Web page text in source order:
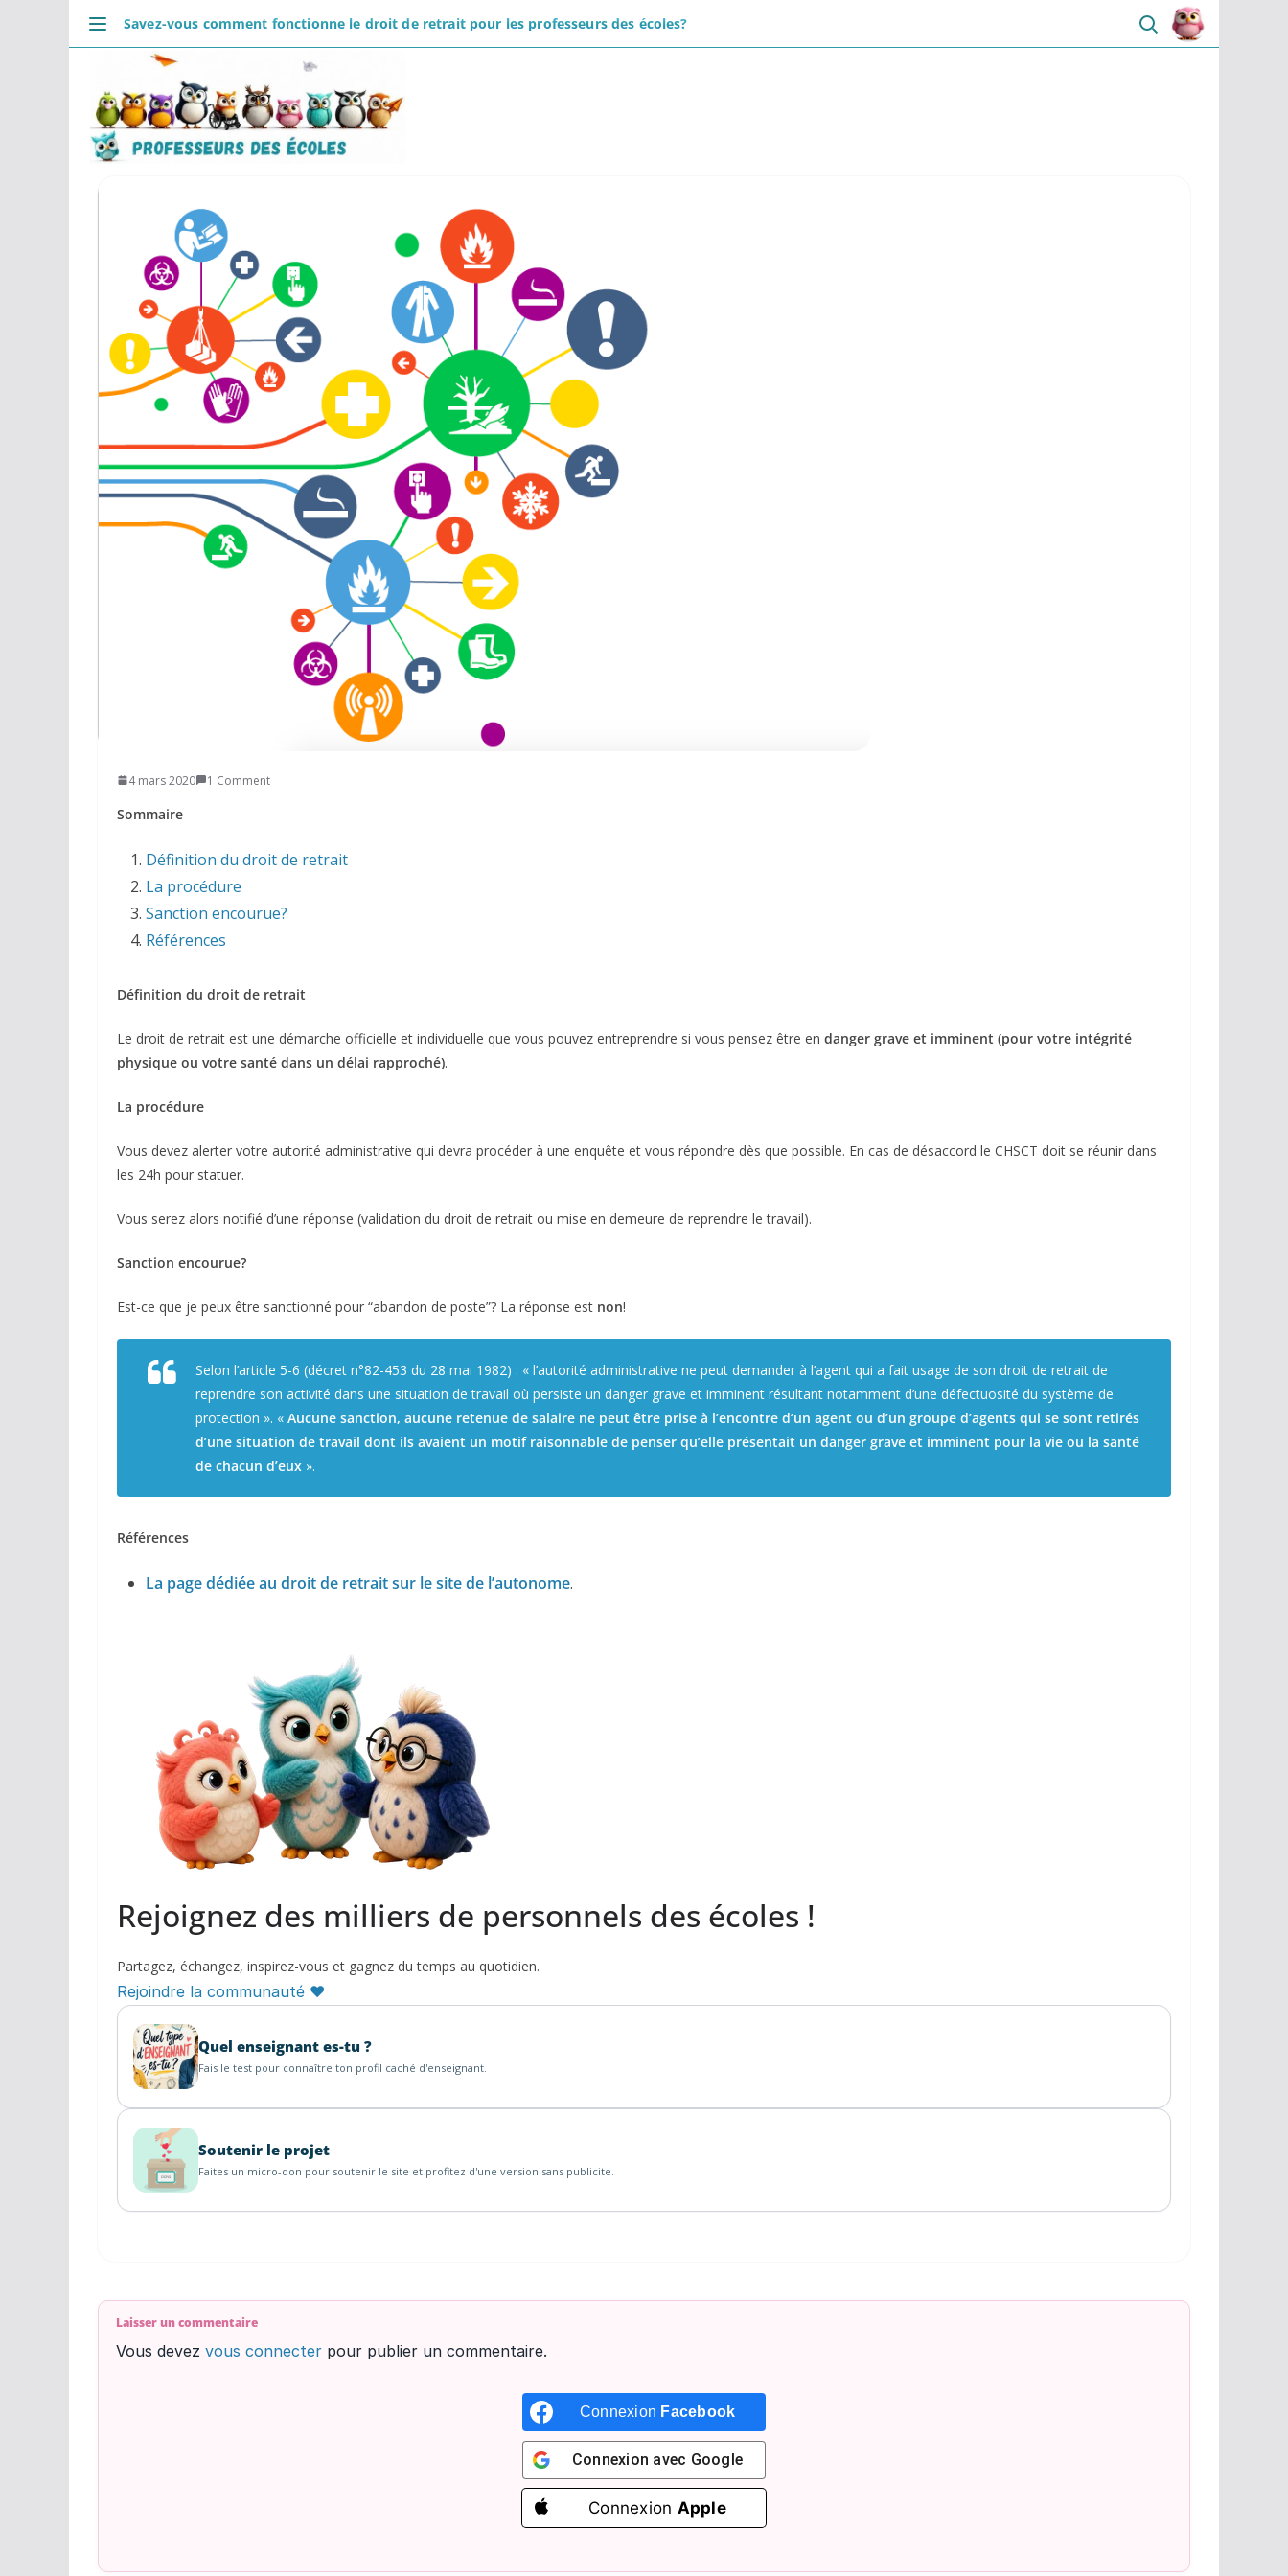
Se connecter
Actualités
Ressources
Lectures de livres
Réseaux sociaux
Petites annonces
Savez-vous comment fonctionne le droit de retrait pour les professeurs des écoles?
Passer
4 mars 2020 1 Comment
Sommaire
Définition du droit de retrait
La procédure
Sanction encourue?
Références
Définition du droit de retrait
Le droit de retrait est une démarche officielle et individuelle que vous pouvez entreprendre si vous pensez être en danger grave et imminent (pour votre intégrité
physique ou votre santé dans un délai rapproché).
La procédure
Vous devez alerter votre autorité administrative qui devra procéder à une enquête et vous répondre dès que possible. En cas de désaccord le CHSCT doit se réunir dans
les 24h pour statuer.
Vous serez alors notifié d’une réponse (validation du droit de retrait ou mise en demeure de reprendre le travail).
Sanction encourue?
Est-ce que je peux être sanctionné pour “abandon de poste”? La réponse est non!
Selon l’article 5-6 (décret n°82-453 du 28 mai 1982) : « l’autorité administrative ne peut demander à l’agent qui a fait usage de son droit de retrait de
reprendre son activité dans une situation de travail où persiste un danger grave et imminent résultant notamment d’une défectuosité du système de
protection ». « Aucune sanction, aucune retenue de salaire ne peut être prise à l’encontre d’un agent ou d’un groupe d’agents qui se sont retirés
d’une situation de travail dont ils avaient un motif raisonnable de penser qu’elle présentait un danger grave et imminent pour la vie ou la santé
de chacun d’eux ».
Références
La page dédiée au droit de retrait sur le site de l’autonome.
Rejoignez des milliers de personnels des écoles !
Partagez, échangez, inspirez-vous et gagnez du temps au quotidien.
Rejoindre la communauté ♥
Quel enseignant es-tu ?
Fais le test pour connaître ton profil caché d'enseignant.
Soutenir le projet
Faites un micro-don pour soutenir le site et profitez d'une version sans publicite.
Laisser un commentaire
Vous devez vous connecter pour publier un commentaire.
Connexion Facebook
Connexion avec Google
Connexion Apple